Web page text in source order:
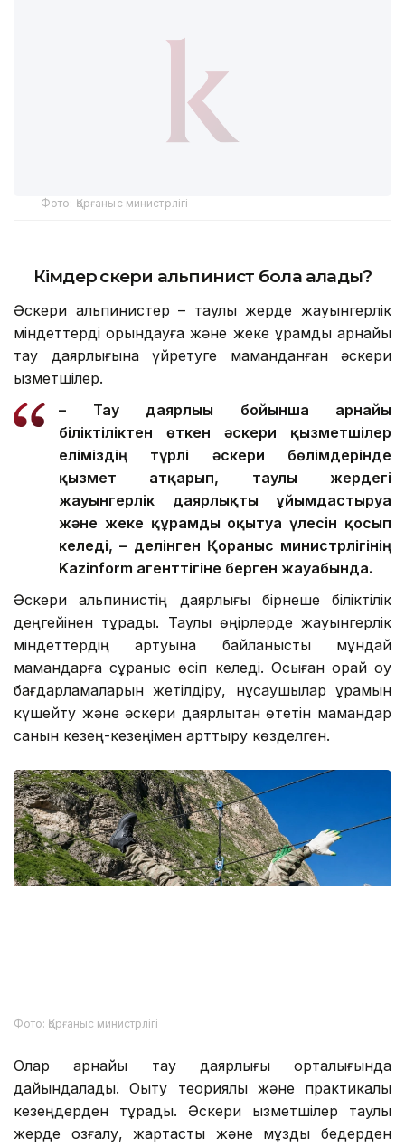
Фото: Қорғаныс министрлігі
Кімдер әскери альпинист бола алады?
Әскери альпинистер – таулы жерде жауынгерлік
міндеттерді орындауға және жеке құрамды арнайы
тау даярлығына үйретуге маманданған әскери
қызметшілер.
– Тау даярлығы бойынша арнайы
біліктіліктен өткен әскери қызметшілер
еліміздің түрлі әскери бөлімдерінде
қызмет атқарып, таулы жердегі
жауынгерлік даярлықты ұйымдастыруға
және жеке құрамды оқытуға үлесін қосып
келеді, – делінген Қорғаныс министрлігінің
Kazinform агенттігіне берген жауабында.
Әскери альпинистің даярлығы бірнеше біліктілік
деңгейінен тұрады. Таулы өңірлерде жауынгерлік
міндеттердің артуына байланысты мұндай
мамандарға сұраныс өсіп келеді. Осыған орай оқу
бағдарламаларын жетілдіру, нұсқаушылар құрамын
күшейту және әскери даярлықтан өтетін мамандар
санын кезең-кезеңімен арттыру көзделген.
Фото: Қорғаныс министрлігі
Олар арнайы тау даярлығы орталығында
дайындалады. Оқыту теориялық және практикалық
кезеңдерден тұрады. Әскери қызметшілер таулы
жерде қозғалу, жартасты және мұзды бедерден